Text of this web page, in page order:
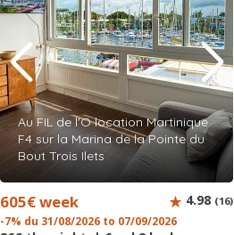
Au FIL de l'O location Martinique
F4 sur la Marina de la Pointe du
Bout Trois Ilets
605€ week
-7% du 31/08/2026 to 07/09/2026
4.98 (16)